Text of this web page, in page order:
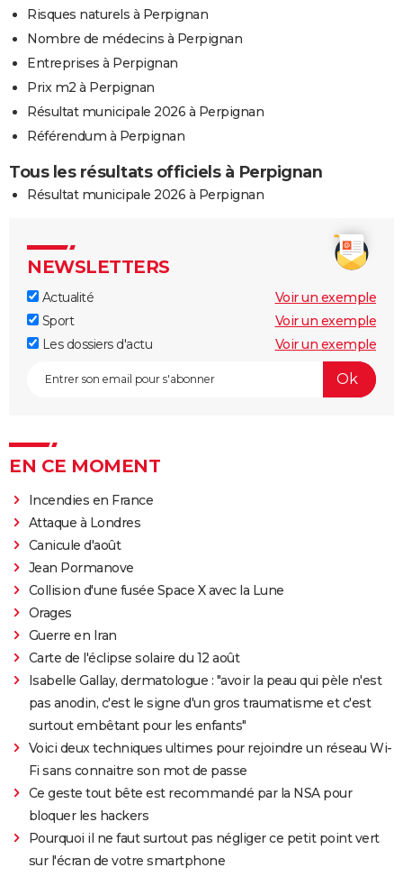
Risques naturels à Perpignan
Nombre de médecins à Perpignan
Entreprises à Perpignan
Prix m2 à Perpignan
Résultat municipale 2026 à Perpignan
Référendum à Perpignan
Tous les résultats officiels à Perpignan
Résultat municipale 2026 à Perpignan
NEWSLETTERS
Actualité
Voir un exemple
Sport
Voir un exemple
Les dossiers d'actu
Voir un exemple
EN CE MOMENT
Incendies en France
Attaque à Londres
Canicule d'août
Jean Pormanove
Collision d'une fusée Space X avec la Lune
Orages
Guerre en Iran
Carte de l'éclipse solaire du 12 août
Isabelle Gallay, dermatologue : "avoir la peau qui pèle n'est
pas anodin, c'est le signe d'un gros traumatisme et c'est
surtout embêtant pour les enfants"
Voici deux techniques ultimes pour rejoindre un réseau Wi-
Fi sans connaitre son mot de passe
Ce geste tout bête est recommandé par la NSA pour
bloquer les hackers
Pourquoi il ne faut surtout pas négliger ce petit point vert
sur l'écran de votre smartphone